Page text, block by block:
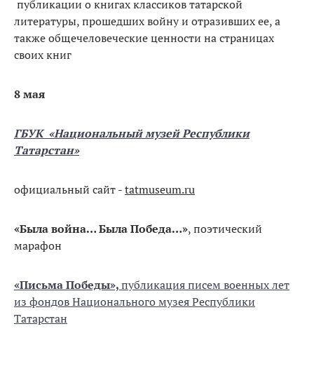
публикации о книгах классиков татарской
литературы, прошедших войну и отразивших ее, а
также общечеловеческие ценности на страницах
своих книг
8 мая
ГБУК «Национальный музей Республики
Татарстан»
официальный сайт -tatmuseum.ru
«Была война… Была Победа…», поэтический
марафон
«Письма Победы»,публикация писем военных лет
из фондов Национального музея Республики
Татарстан